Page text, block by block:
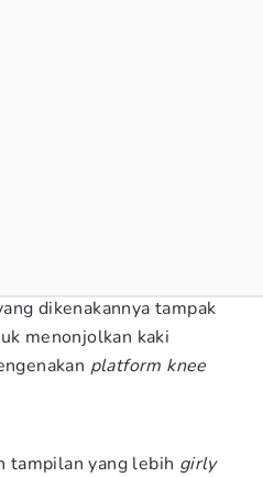
dikenakannya tampak
menonjolkan kaki
platform knee
yang lebih girly